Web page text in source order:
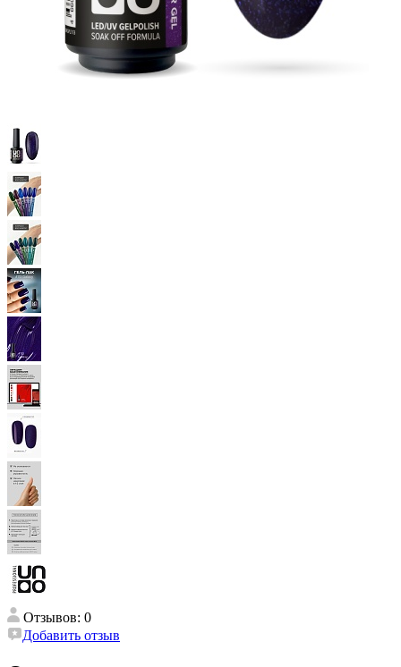
Отзывов: 0
Добавить отзыв